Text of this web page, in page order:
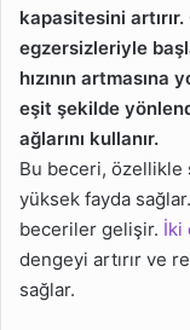
kapasitesini
egzersizleriyle
hızının
eşit şekilde
ağlarını kullanır.
Bu beceri,
yüksek fayda
beceriler gelişir. İki
dengeyi artırır ve
sağlar.